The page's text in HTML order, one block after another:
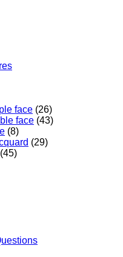
face (26)
face (43)
(8)
(29)
(45)